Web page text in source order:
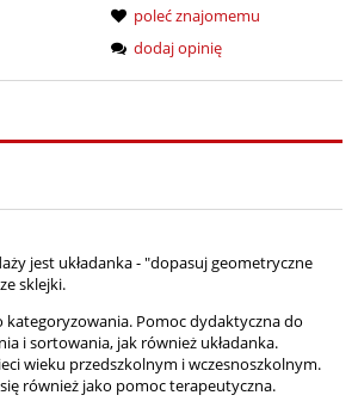
poleć znajomemu
dodaj opinię
jest układanka - "dopasuj geometryczne
sklejki.
kategoryzowania. Pomoc dydaktyczna do
i sortowania, jak również układanka.
wieku przedszkolnym i wczesnoszkolnym.
również jako pomoc terapeutyczna.